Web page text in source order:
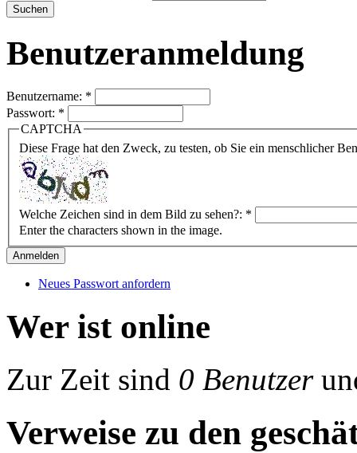
Benutzeranmeldung
Benutzername: *
Passwort: *
CAPTCHA
Diese Frage hat den Zweck, zu testen, ob Sie ein menschlicher
Welche Zeichen sind in dem Bild zu sehen?: *
Enter the characters shown in the image.
Neues Passwort anfordern
Wer ist online
Zur Zeit sind 0 Benutzer
Verweise zu den